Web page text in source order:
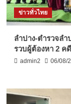
ข่าวทั่วไทย
ลำปาง-ตำรวจลำ
รวบผู้ต้องหา 2 ค
admin2 06/08/